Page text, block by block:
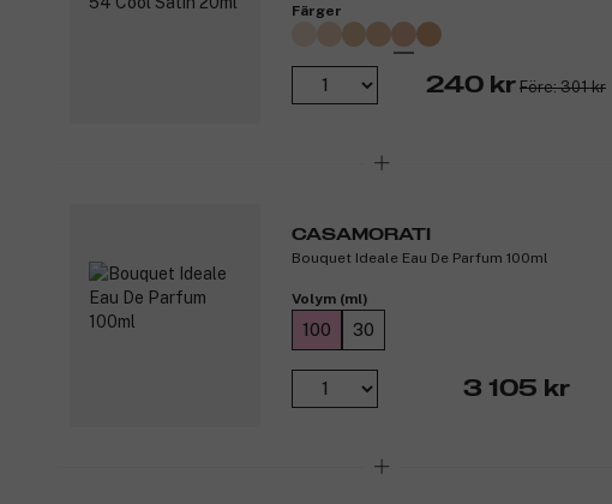
Färger
240 kr Före: 301 kr
CASAMORATI
Bouquet Ideale Eau De Parfum 100ml
Volym (ml)
100 30
3 105 kr